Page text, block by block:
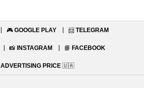
🎮 GOOGLE PLAY 📨 TELEGRAM
📸 INSTAGRAM 📘 FACEBOOK
ADVERTISING PRICE 🇺🇦